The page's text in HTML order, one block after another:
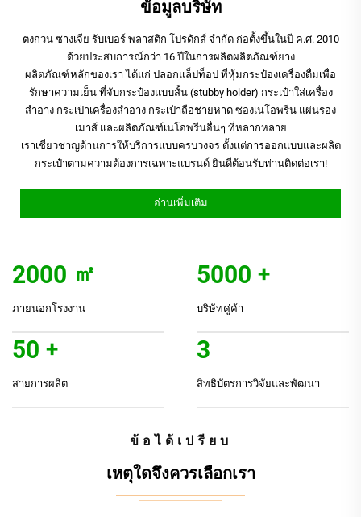
ข้อมูลบริษัท
ตงกวน ซางเจีย รับเบอร์ พลาสติก โปรดักส์ จำกัด ก่อตั้งขึ้นในปี ค.ศ. 2010
ด้วยประสบการณ์กว่า 16 ปีในการผลิตผลิตภัณฑ์ยาง
ผลิตภัณฑ์หลักของเรา ได้แก่ ปลอกแล็ปท็อป ที่หุ้มกระป๋องเครื่องดื่มเพื่อ
รักษาความเย็น ที่จับกระป๋องแบบสั้น (stubby holder) กระเป๋าใส่เครื่อง
สำอาง กระเป๋าเครื่องสำอาง กระเป๋าถือชายหาด ซองเนโอพรีน แผ่นรอง
เมาส์ และผลิตภัณฑ์เนโอพรีนอื่นๆ ที่หลากหลาย
เราเชี่ยวชาญด้านการให้บริการแบบครบวงจร ตั้งแต่การออกแบบและผลิต
กระเป๋าตามความต้องการเฉพาะแบรนด์ ยินดีต้อนรับท่านติดต่อเรา!
อ่านเพิ่มเติม
2000 ㎡
ภายนอกโรงงาน
5000 +
บริษัทคู่ค้า
50 +
สายการผลิต
3
สิทธิบัตรการวิจัยและพัฒนา
ข้อได้เปรียบ
เหตุใดจึงควรเลือกเรา